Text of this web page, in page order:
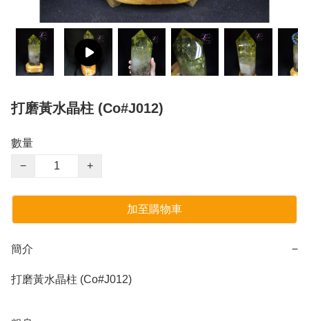
打磨黃水晶柱 (Co#J012)
數量
−
+
加至購物車
簡介 −
打磨黃水晶柱 (Co#J012)